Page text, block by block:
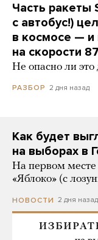
Часть ракеты
с автобус!)
в космосе — и
на скорости
Не опасно ли
РАЗБОР 2 дня назад
Как будет
на выборах в
На первом месте
«Яблоко» (с
НОВОСТИ 2 дня назад